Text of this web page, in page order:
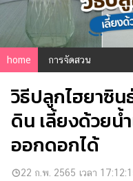
ข่าว
บันเทิง
ตรวจ
หวย
ผล
บอล
สด
การ
home การจัดสวน
วิธีปลูกไฮยาซิน
ดิน เลี้ยงด้วยน้
ออกดอกได้
22 ก.พ. 2565 เวลา